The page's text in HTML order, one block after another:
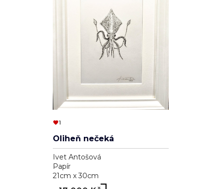
1
Oliheň nečeká
Ivet Antošová
Papír
21cm x 30cm